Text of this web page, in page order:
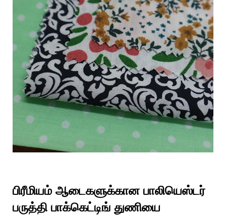
பிரீமியம் ஆடைகளுக்கான பாலியெஸ்டர்
பருத்தி பாக்கெட்டிங் துணியை